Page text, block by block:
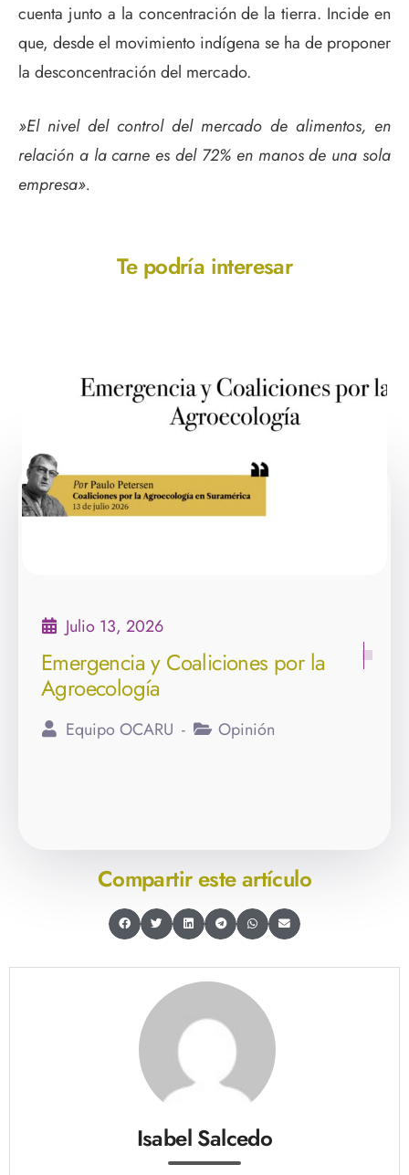
cuenta junto a la concentración de la tierra. Incide en
que, desde el movimiento indígena se ha de proponer
la desconcentración del mercado.
»El nivel del control del mercado de alimentos, en
relación a la carne es del 72% en manos de una sola
empresa».
Te podría interesar
Julio 13, 2026
Emergencia y Coaliciones por la
Agroecología
Equipo OCARU Opinión
Compartir este artículo
Isabel Salcedo